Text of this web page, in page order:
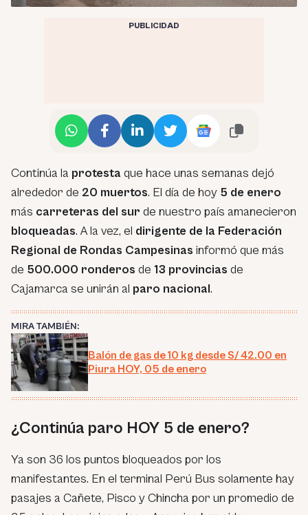
PUBLICIDAD
Continúa la protesta que hace unas semanas dejó
alrededor de 20 muertos. El día de hoy 5 de enero
más carreteras del sur de nuestro país amanecieron
bloqueadas. A la vez, el dirigente de la Federación
Regional de Rondas Campesinas informó que más
de 500.000 ronderos de 13 provincias de
Cajamarca se unirán al paro nacional.
MIRA TAMBIÉN:
Balón de gas de 10 kg desde S/ 42.00 en
Piura HOY, 05 de enero
¿Continúa paro HOY 5 de enero?
Ya son 36 los puntos bloqueados por los
manifestantes. En el terminal Perú Bus solamente hay
pasajes a Cañete, Pisco y Chincha por un promedio de